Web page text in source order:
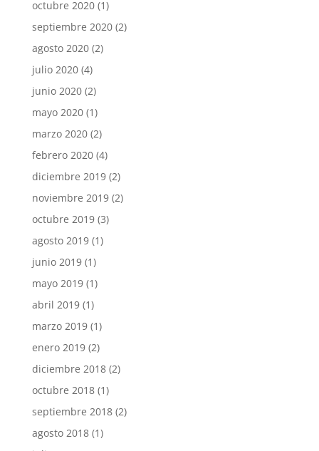
octubre 2020(1)
septiembre 2020(2)
agosto 2020(2)
julio 2020(4)
junio 2020(2)
mayo 2020(1)
marzo 2020(2)
febrero 2020(4)
diciembre 2019(2)
noviembre 2019(2)
octubre 2019(3)
agosto 2019(1)
junio 2019(1)
mayo 2019(1)
abril 2019(1)
marzo 2019(1)
enero 2019(2)
diciembre 2018(2)
octubre 2018(1)
septiembre 2018(2)
agosto 2018(1)